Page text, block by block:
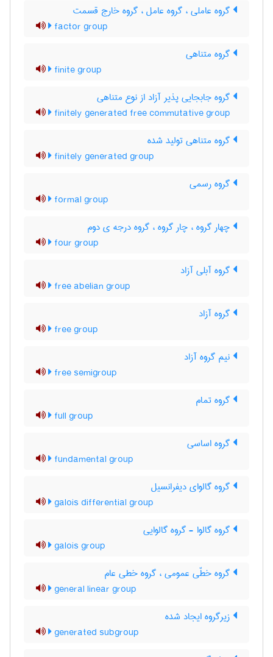
گروه عاملی ، گروه عامل ، گروه خارج قسمت
factor group
گروه متناهی
finite group
گروه جابجایی پذیر آزاد از نوع متناهی
finitely generated free commutative group
گروه متناهی تولید شده
finitely generated group
گروه رسمی
formal group
چهار گروه ، چار گروه ، گروه درجه ی دوم
four group
گروه آبلی آزاد
free abelian group
گروه آزاد
free group
نیم گروه آزاد
free semigroup
گروه تمام
full group
گروه اساسی
fundamental group
گروه گالوای دیفرانسیل
galois differential group
گروه گالوا - گروه گالوایی
galois group
گروه خطّی عمومی ، گروه خطی عام
general linear group
زیرگروه ایجاد شده
generated subgroup